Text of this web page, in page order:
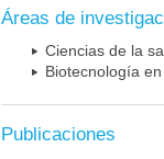
Áreas de
Ciencias de la
Biotecnología
Publicaciones